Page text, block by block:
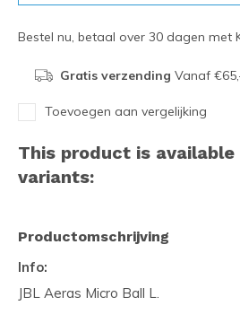
Bestel nu, betaal over 30 dagen met
Gratis verzending Vanaf
Toevoegen aan vergelijking
This product is
variants:
Productomschrijving
Info:
JBL Aeras Micro Ball L.